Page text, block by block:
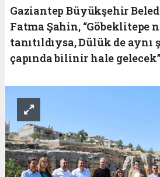
Gaziantep Büyükşehir
Fatma Şahin, “Göbeklitepe
tanıtıldıysa, Dülük de aynı
çapında bilinir hale